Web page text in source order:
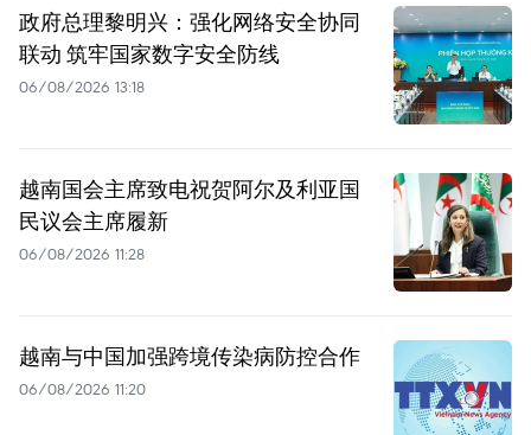
政府总理黎明兴：强化网络安全协同
联动 筑牢国家数字安全防线
06/08/2026 13:18
越南国会主席致电祝贺阿尔及利亚国
民议会主席履新
06/08/2026 11:28
越南与中国加强跨境传染病防控合作
06/08/2026 11:20